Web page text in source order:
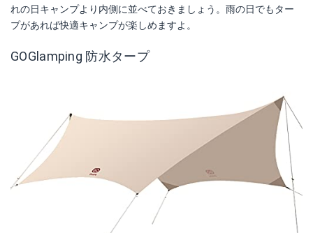
れの日キャンプより内側に並べておきましょう。雨の日でもター
プがあれば快適キャンプが楽しめますよ。
GOGlamping 防水タープ